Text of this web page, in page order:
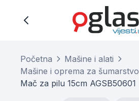
Početna
Mašine i alati
Mašine i oprema za šumarstvo
Mač za pilu 15cm AGSB50601